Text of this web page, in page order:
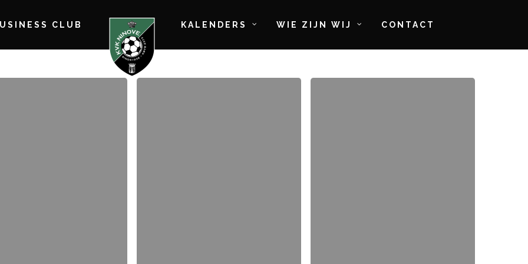
CLUB KALENDERS WIE ZIJN WIJ CONTACT